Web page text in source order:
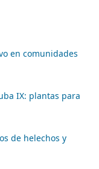
en comunidades
IX: plantas para
de helechos y